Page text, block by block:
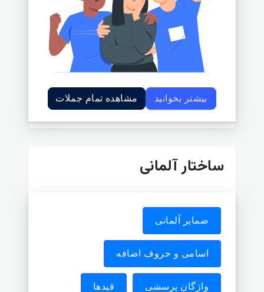
بیشتر بخوانید مشاهده تمام جملات
ساختار آلمانی
ضمایر آلمانی
اسامی و حروف اضافه
واژگان پرسشی قیدها